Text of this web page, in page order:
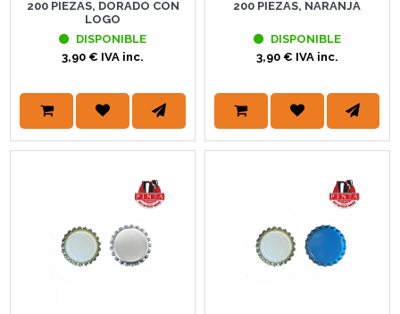
200 PIEZAS, DORADO CON
LOGO
DISPONIBLE
3,90 € IVA inc.
200 PIEZAS, NARANJA
DISPONIBLE
3,90 € IVA inc.